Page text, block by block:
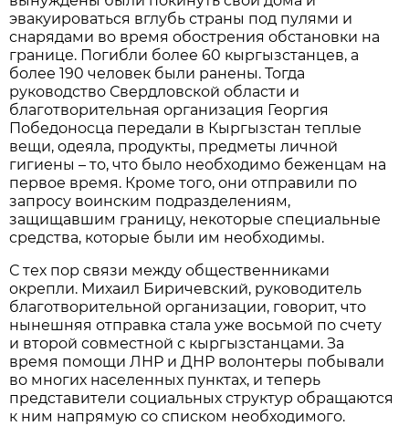
эвакуироваться вглубь страны под пулями и
снарядами во время обострения обстановки на
границе. Погибли более 60 кыргызстанцев, а
более 190 человек были ранены. Тогда
руководство Свердловской области и
благотворительная организация Георгия
Победоносца передали в Кыргызстан теплые
вещи, одеяла, продукты, предметы личной
гигиены – то, что было необходимо беженцам на
первое время. Кроме того, они отправили по
запросу воинским подразделениям,
защищавшим границу, некоторые специальные
средства, которые были им необходимы.
С тех пор связи между общественниками
окрепли. Михаил Биричевский, руководитель
благотворительной организации, говорит, что
нынешняя отправка стала уже восьмой по счету
и второй совместной с кыргызстанцами. За
время помощи ЛНР и ДНР волонтеры побывали
во многих населенных пунктах, и теперь
представители социальных структур обращаются
к ним напрямую со списком необходимого.